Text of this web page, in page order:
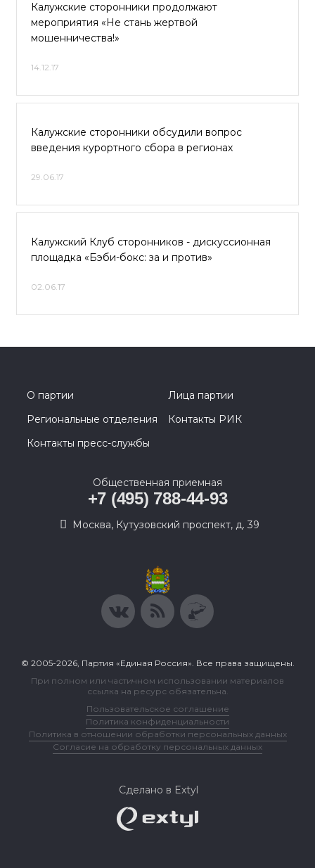
Калужские сторонники продолжают
мероприятия «Не стань жертвой
мошенничества!»
14.12.17
Калужские сторонники обсудили вопрос
введения курортного сбора в регионах
29.06.17
Калужский Клуб сторонников - дискуссионная
площадка «Бэби-бокс: за и против»
02.06.17
О партии
Лица партии
Региональные отделения
Контакты РИК
Контакты пресс-службы
Общественная приемная
+7 (495) 788-44-93
Москва, Кутузовский проспект, д. 39
© 2005-2026, Партия «Единая Россия». Все права защищены.
При полном или частичном использовании материалов
ссылка на ресурс обязательна.
Пользовательское соглашение
Политика конфиденциальности
Политика в отношении обработки персональных данных
Согласие на обработку персональных данных
Сделано в Extyl